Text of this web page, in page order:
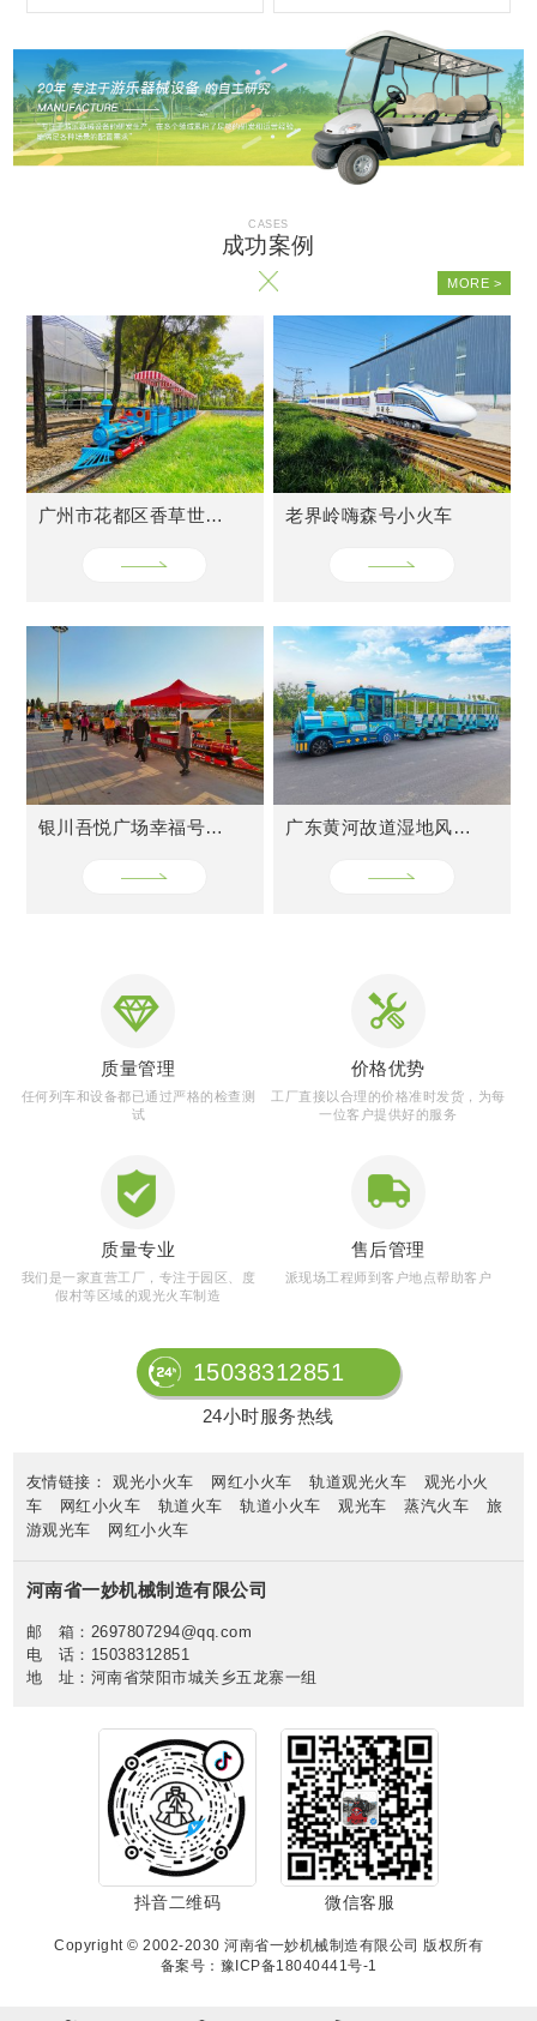
成功案例
广州市花都区香草世界轨道小火车 老界岭嗨森号小火车
银川吾悦广场幸福号火车 广东黄河故道湿地风景区网红小火车
质量管理
任何列车和设备都已通过严格的检查测
试
价格优势
工厂直接以合理的价格准时发货，为每
一位客户提供好的服务
质量专业
我们是一家直营工厂，专注于园区、度
假村等区域的观光火车制造
售后管理
派现场工程师到客户地点帮助客户
15038312851
24小时服务热线
友情链接： 观光小火车 网红小火车 轨道观光火车
观光小火
车
网红小火车 轨道火车 轨道小火车 观光车 蒸汽火车
旅
游观光车
网红小火车
河南省一妙机械制造有限公司
邮 箱：2697807294@qq.com
电 话：15038312851
地 址：河南省荥阳市城关乡五龙寨一组
抖音二维码 微信客服
Copyright © 2002-2030 河南省一妙机械制造有限公司 版权所有
备案号：豫ICP备18040441号-1